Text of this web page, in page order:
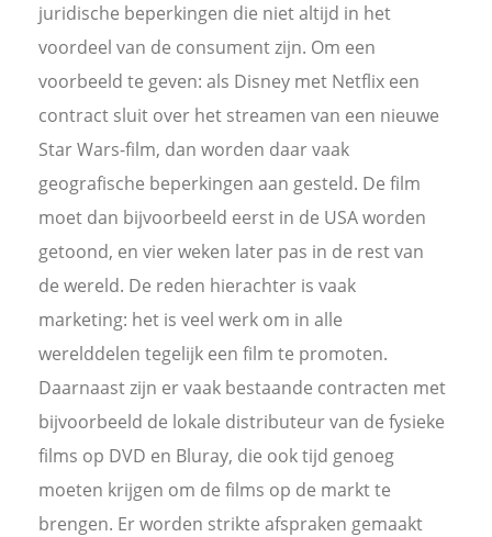
juridische beperkingen die niet altijd in het
voordeel van de consument zijn. Om een
voorbeeld te geven: als Disney met Netflix een
contract sluit over het streamen van een nieuwe
Star Wars-film, dan worden daar vaak
geografische beperkingen aan gesteld. De film
moet dan bijvoorbeeld eerst in de USA worden
getoond, en vier weken later pas in de rest van
de wereld. De reden hierachter is vaak
marketing: het is veel werk om in alle
werelddelen tegelijk een film te promoten.
Daarnaast zijn er vaak bestaande contracten met
bijvoorbeeld de lokale distributeur van de fysieke
films op DVD en Bluray, die ook tijd genoeg
moeten krijgen om de films op de markt te
brengen. Er worden strikte afspraken gemaakt